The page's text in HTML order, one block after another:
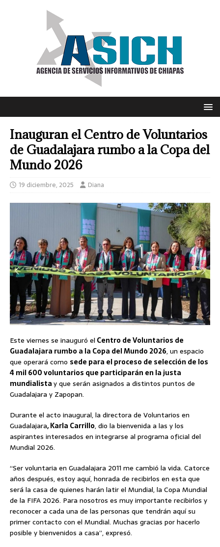
Inauguran el Centro de Voluntarios
de Guadalajara rumbo a la Copa del
Mundo 2026
19 diciembre, 2025 Diana
Este viernes se inauguró el Centro de Voluntarios de
Guadalajara rumbo a la Copa del Mundo 2026, un espacio
que operará como sede para el proceso de selección de los
4 mil 600 voluntarios que participarán en la justa
mundialistay que serán asignados a distintos puntos de
Guadalajara y Zapopan.
Durante el acto inaugural, la directora de Voluntarios en
Guadalajara, Karla Carrillo, dio la bienvenida a las y los
aspirantes interesados en integrarse al programa oficial del
Mundial 2026.
“Ser voluntaria en Guadalajara 2011 me cambió la vida. Catorce
años después, estoy aquí, honrada de recibirlos en esta que
será la casa de quienes harán latir el Mundial, la Copa Mundial
de la FIFA 2026. Para nosotros es muy importante recibirlos y
reconocer a cada una de las personas que tendrán aquí su
primer contacto con el Mundial. Muchas gracias por hacerlo
posible y bienvenidos a casa”, expresó.